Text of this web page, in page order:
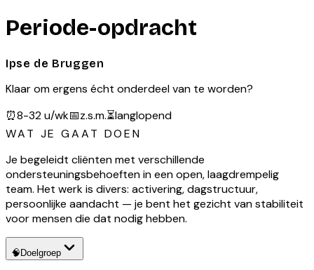
Periode-opdracht
Ipse de Bruggen
Klaar om ergens écht onderdeel van te worden?
⏰8-32 u/wk📅z.s.m.⏳langlopend
WAT JE GAAT DOEN
Je begeleidt cliënten met verschillende
ondersteuningsbehoeften in een open, laagdrempelig
team. Het werk is divers: activering, dagstructuur,
persoonlijke aandacht — je bent het gezicht van stabiliteit
voor mensen die dat nodig hebben.
🧠 Doelgroep